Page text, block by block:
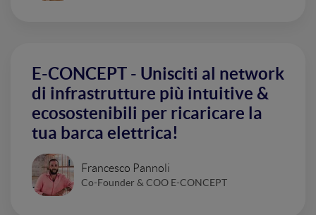
E-CONCEPT - Unisciti al network
di infrastrutture più intuitive &
ecosostenibili per ricaricare la
tua barca elettrica!
Francesco Pannoli
Co-Founder & COO E-CONCEPT